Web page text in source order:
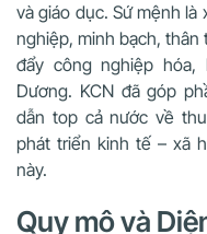
và giáo dục. Sứ mệnh
nghiệp, minh bạch,
đẩy công nghiệp
Dương. KCN đã góp
dẫn top cả nước về
phát triển kinh tế – xã
này.
Quy mô và